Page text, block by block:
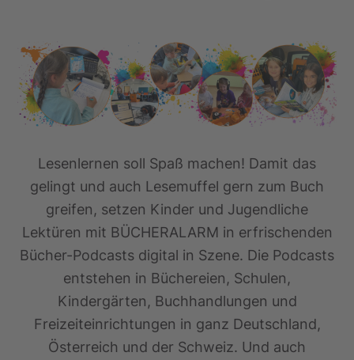
Lesenlernen soll Spaß machen! Damit das
gelingt und auch Lesemuffel gern zum Buch
greifen, setzen Kinder und Jugendliche
Lektüren mit BÜCHERALARM in erfrischenden
Bücher-Podcasts digital in Szene. Die Podcasts
entstehen in Büchereien, Schulen,
Kindergärten, Buchhandlungen und
Freizeiteinrichtungen in ganz Deutschland,
Österreich und der Schweiz. Und auch